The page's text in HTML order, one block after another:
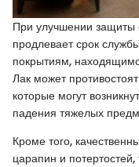
При улучшении защиты
продлевает срок
покрытиям,
Лак может
которые могут
падения тяжелых
Кроме того,
царапин и